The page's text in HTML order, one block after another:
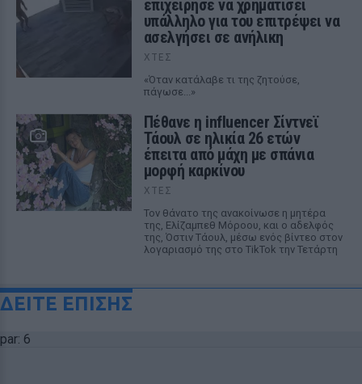
επιχείρησε να χρηματίσει
υπάλληλο για του επιτρέψει να
ασελγήσει σε ανήλικη
ΧΤΕΣ
«Όταν κατάλαβε τι της ζητούσε,
πάγωσε...»
Πέθανε η influencer Σίντνεϊ
Τάουλ σε ηλικία 26 ετών
έπειτα από μάχη με σπάνια
μορφή καρκίνου
ΧΤΕΣ
Τον θάνατο της ανακοίνωσε η μητέρα
της, Ελίζαμπεθ Μόροου, και ο αδελφός
της, Όστιν Τάουλ, μέσω ενός βίντεο στον
λογαριασμό της στο TikTok την Τετάρτη
ΔΕΙΤΕ ΕΠΙΣΗΣ
par: 6